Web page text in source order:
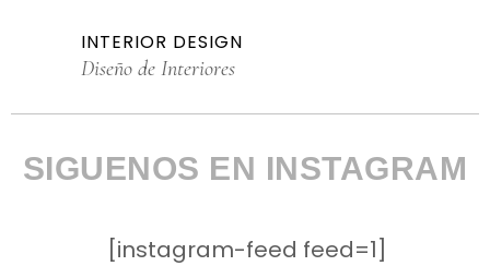
INTERIOR DESIGN
Diseño de Interiores
SIGUENOS EN INSTAGRAM
[instagram-feed feed=1]